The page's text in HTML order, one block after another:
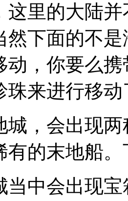
这里的大陆
然下面的不
动，你要么
珠来进行移动
会出现两
有的末地船
会出现宝